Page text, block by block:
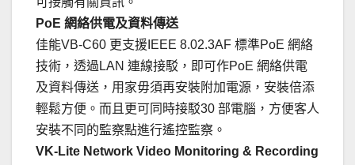
PoE 網絡供電及資料傳送
佳能VB-C60 更支援IEEE 8.02.3AF 標準PoE 網絡
技術，透過LAN 連線接駁，即可作PoE 網絡供電
及資料傳送，用家毋須再安裝附加電源，安裝倍添
輕鬆方便。而且更可同時接駁30 部電腦，方便客人
安裝不同的監察點進行遙控監察。
VK-Lite Network Video Monitoring & Recording